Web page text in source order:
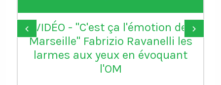
VIDÉO - "C'est ça l'émotion de
Marseille" Fabrizio Ravanelli les
larmes aux yeux en évoquant
l'OM
‹ ›